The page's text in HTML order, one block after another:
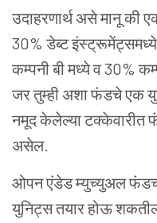
उदाहरणार्थ असे मानू की
30% डेब्ट
कम्पनी बी मध्ये व 30%
जर तुम्ही अशा फंडचे एक
नमूद केलेल्या टक्केवारीत
असेल.
ओपन एंडेड म्युच्युअल
युनिट्स तयार होऊ शकतील